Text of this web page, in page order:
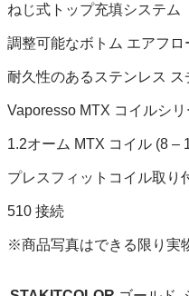
ねじ式トップ充填システム
調整可能なボトム エアフ
耐久性のあるステンレス ス
Vaporesso MTX コイルシ
1.2オーム MTX コイル (8 –
プレスフィットコイル取り
510 接続
※商品写真はできる限り実